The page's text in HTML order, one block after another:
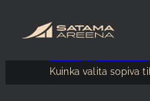
Kuinka valita sopiva